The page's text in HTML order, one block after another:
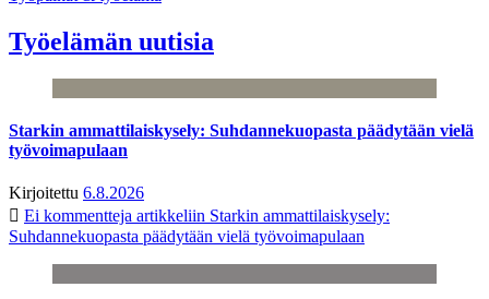
Työelämän uutisia
Starkin ammattilaiskysely: Suhdannekuopasta päädytään vielä
työvoimapulaan
Kirjoitettu 6.8.2026
Ei kommentteja artikkeliin Starkin ammattilaiskysely:
Suhdannekuopasta päädytään vielä työvoimapulaan